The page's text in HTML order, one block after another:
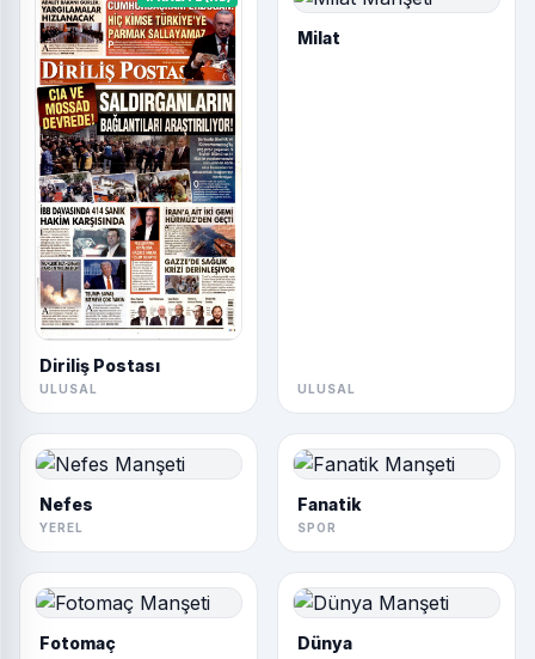
Diriliş Postası
ULUSAL
Nefes
YEREL SPOR
Fotomaç
SPOR
Dünya
EKONOMI
EKONOMI